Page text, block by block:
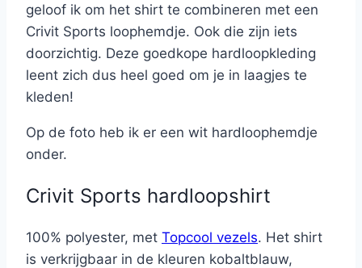
geloof ik om het shirt te combineren met een
Crivit Sports loophemdje. Ook die zijn iets
doorzichtig. Deze goedkope hardloopkleding
leent zich dus heel goed om je in laagjes te
kleden!
Op de foto heb ik er een wit hardloophemdje
onder.
Crivit Sports hardloopshirt
100% polyester, met Topcool vezels. Het shirt
is verkrijgbaar in de kleuren kobaltblauw,